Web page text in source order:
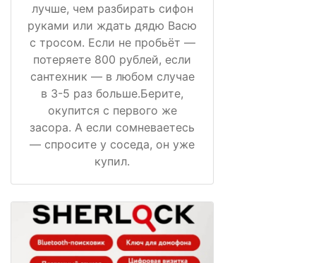
лучше, чем разбирать сифон
руками или ждать дядю Васю
с тросом. Если не пробьёт —
потеряете 800 рублей, если
сантехник — в любом случае
в 3-5 раз больше.Берите,
окупится с первого же
засора. А если сомневаетесь
— спросите у соседа, он уже
купил.